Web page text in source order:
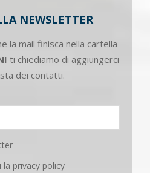
NEWSLETTER
la mail finisca nella cartella
ti chiediamo di aggiungerci
dei contatti.
privacy policy